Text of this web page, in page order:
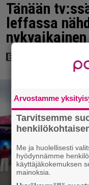
Tänään
leffassa
Arvostamme
Tarvitsemme
Me ja huolellisesti
hyödynnämme
käyttäjäkokemuksen
mainoksia.